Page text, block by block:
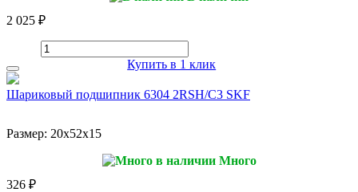
2 025 ₽
Купить в 1 клик
Шариковый подшипник 6304 2RSH/C3 SKF
Размер: 20x52x15
Много
326 ₽